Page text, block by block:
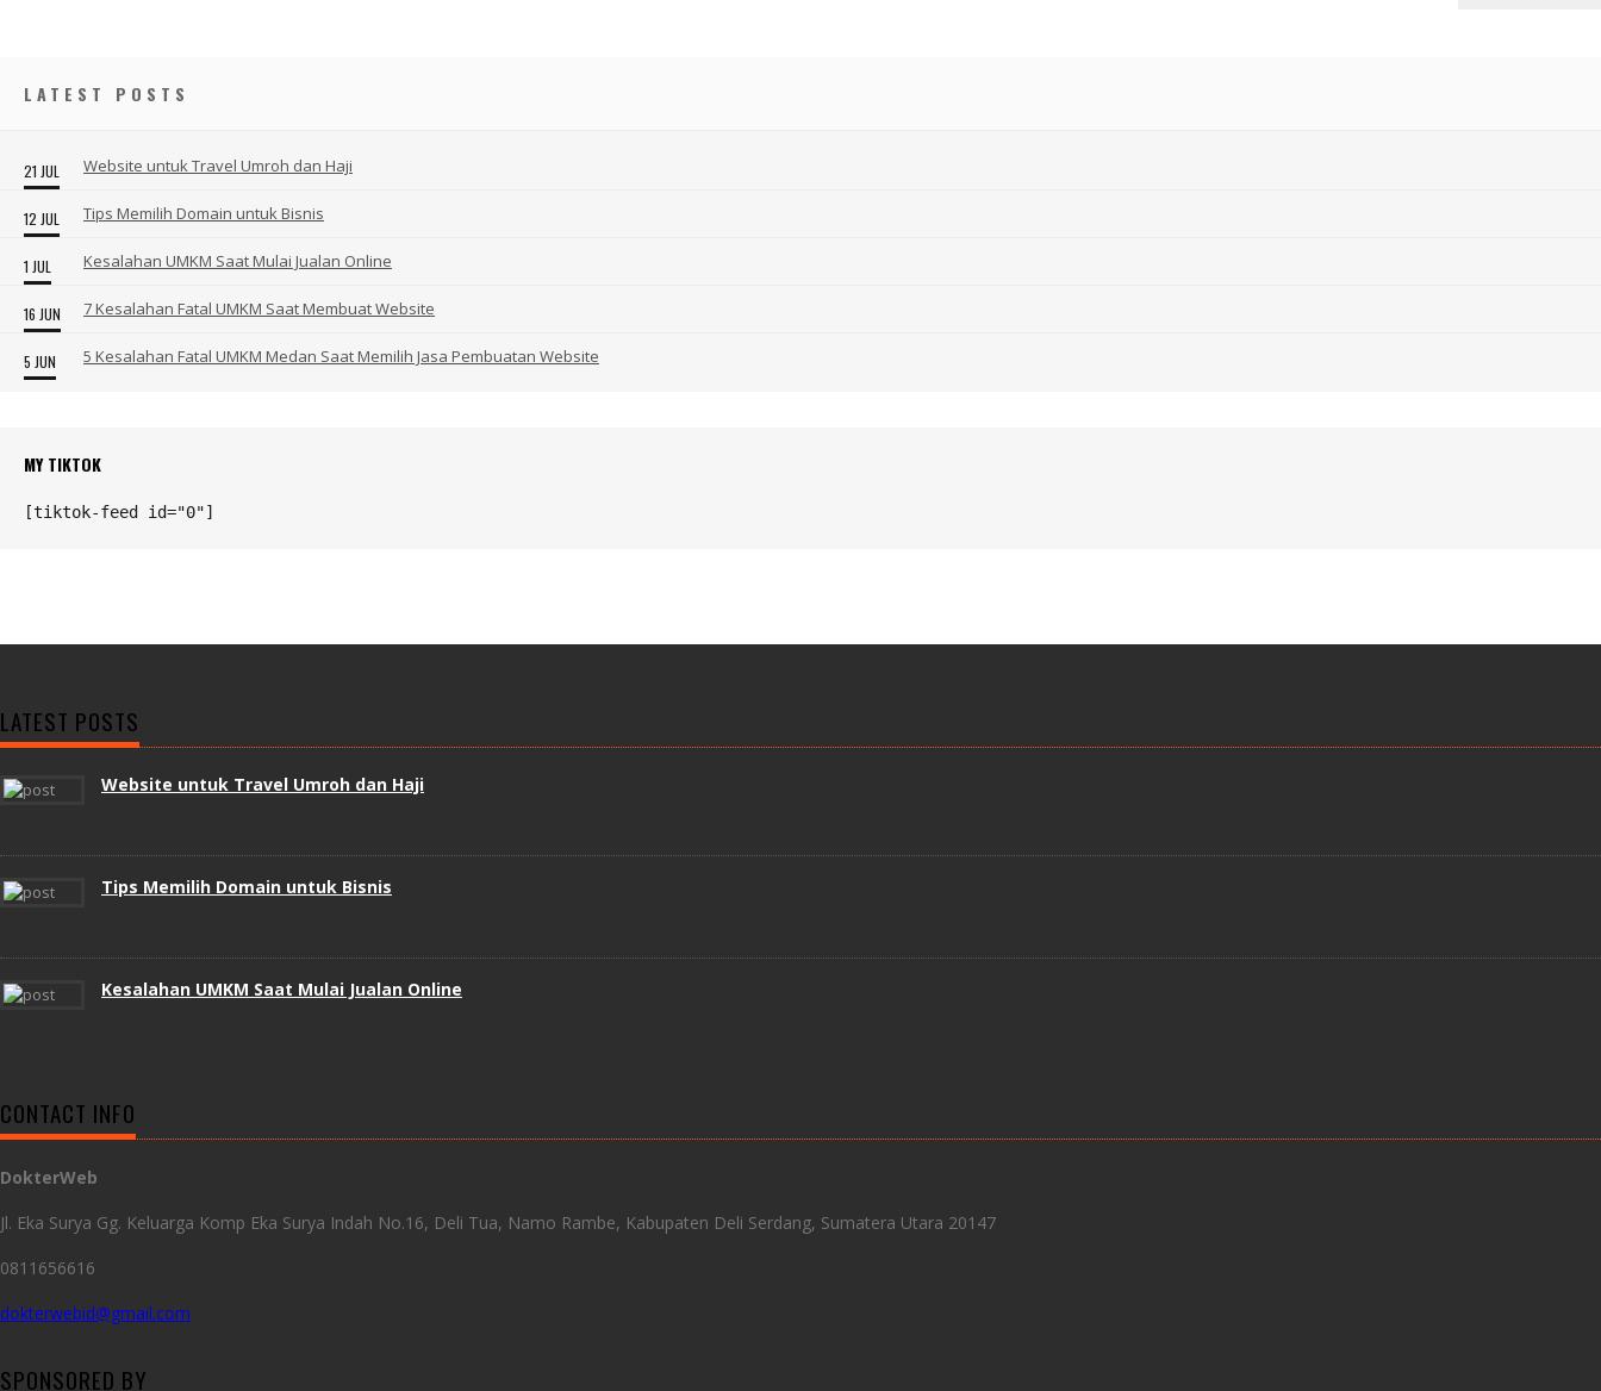
LATEST POSTS
21 JUL Website untuk Travel Umroh dan Haji
12 JUL Tips Memilih Domain untuk Bisnis
1 JUL Kesalahan UMKM Saat Mulai Jualan Online
16 JUN 7 Kesalahan Fatal UMKM Saat Membuat Website
5 JUN 5 Kesalahan Fatal UMKM Medan Saat Memilih Jasa Pembuatan Website
MY TIKTOK
[tiktok-feed id="0"]
LATEST POSTS
Website untuk Travel Umroh dan Haji
Tips Memilih Domain untuk Bisnis
Kesalahan UMKM Saat Mulai Jualan Online
CONTACT INFO
DokterWeb
Jl. Eka Surya Gg. Keluarga Komp Eka Surya Indah No.16, Deli Tua, Namo Rambe, Kabupaten Deli Serdang, Sumatera Utara 20147
0811656616
dokterwebid@gmail.com
SPONSORED BY